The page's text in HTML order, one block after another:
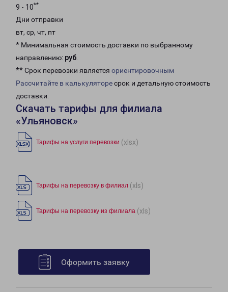
9 - 10**
Дни отправки
вт, ср, чт, пт
* Минимальная стоимость доставки по выбранному
направлению: руб.
** Срок перевозки является ориентировочным
Рассчитайте в калькуляторесрок и детальную стоимость
доставки.
Скачать тарифы для филиала
«Ульяновск»
Тарифы на услуги перевозки (xlsx)
Тарифы на перевозку в филиал (xls)
Тарифы на перевозку из филиала (xls)
Оформить заявку